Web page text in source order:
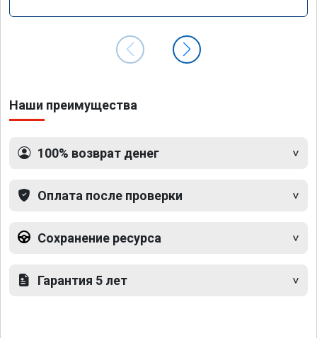
Наши преимущества
100% возврат денег
Оплата после проверки
Сохранение ресурса
Гарантия 5 лет